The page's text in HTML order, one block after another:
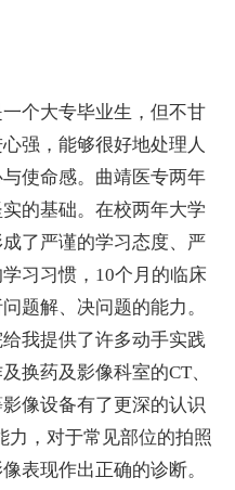
个大专毕业生，但不甘
强，能够很好地处理人
使命感。曲靖医专两年
的基础。在校两年大学
了严谨的学习态度、严
习习惯，10个月的临床
题解、决问题的能力。
我提供了许多动手实践
换药及影像科室的CT、
像设备有了更深的认识
力，对于常见部位的拍照
表现作出正确的诊断。